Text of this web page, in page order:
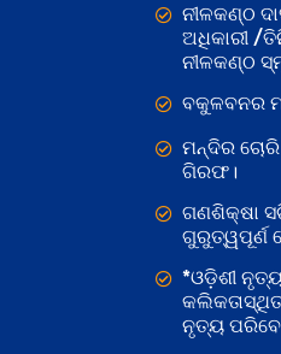
ନୀଳକଣ୍ଠ
ଅଧିକାରୀ /
ନୀଳକଣ୍ଠ
ବକୁଳବନର
ମନ୍ଦିର ଚୋରି
ଗିରଫ।
ଗଣଶିକ୍ଷା
ଗୁରୁତ୍ୱପୂର୍ଣ
*ଓଡ଼ିଶୀ
ନୃତ୍ୟ